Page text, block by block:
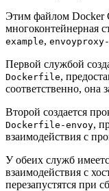
Этим файлом Docker
многоконтейнерная
example,
Первой службой
Dockerfile,
соответственно, она
Второй создается
Dockerfile-envoy,
взаимодействия с
У обеих служб
взаимодействия с
перезапустятся при